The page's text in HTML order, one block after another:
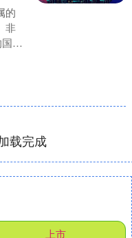
的
非
家
载完成
上市